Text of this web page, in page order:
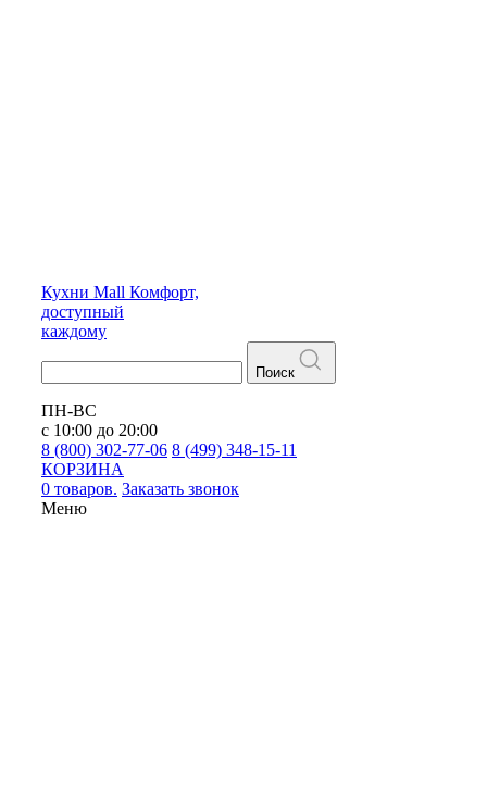
Кухни Mall Комфорт,
доступный
каждому
Поиск
ПН-ВС
с 10:00 до 20:00
8 (800) 302-77-06 8 (499) 348-15-11
КОРЗИНА
0 товаров. Заказать звонок
Меню